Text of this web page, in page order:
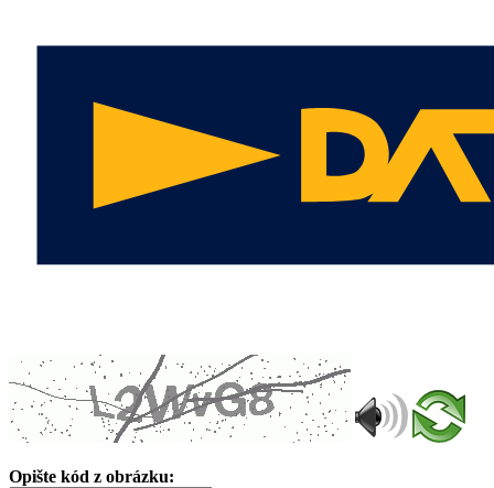
Opište kód z obrázku: